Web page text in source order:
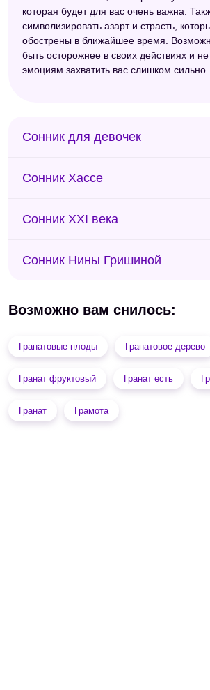
которая будет для вас очень важна.
символизировать азарт и страсть,
обострены в ближайшее время.
быть осторожнее в своих действиях и не
эмоциям захватить вас слишком сильно.
Сонник для девочек
Сонник Хассе
Сонник XXI века
Сонник Нины Гришиной
Возможно вам снилось:
Гранатовые плоды Гранатовое дерево
Гранат фруктовый Гранат есть
Гранат Грамота